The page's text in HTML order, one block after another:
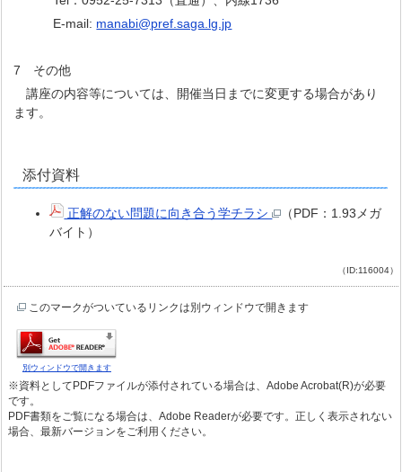
E-mail: manabi@pref.saga.lg.jp
7 その他
講座の内容等については、開催当日までに変更する場合があり
ます。
添付資料
正解のない問題に向き合う学チラシ
（PDF：1.93メガ
バイト）
（ID:116004）
このマークがついているリンクは別ウィンドウで開きます
別ウィンドウで開きます
※資料としてPDFファイルが添付されている場合は、Adobe Acrobat(R)が必要
です。
PDF書類をご覧になる場合は、Adobe Readerが必要です。正しく表示されない
場合、最新バージョンをご利用ください。